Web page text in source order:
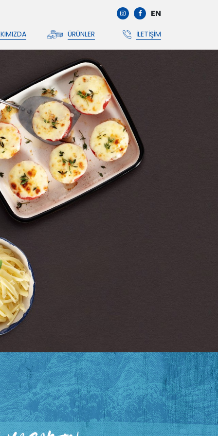
EN
ÜRÜNLER İLETIŞIM